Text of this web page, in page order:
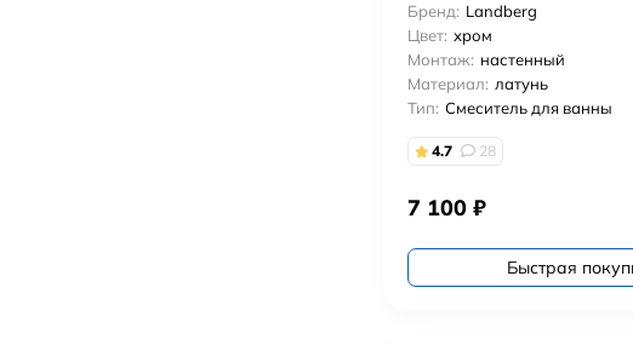
Бренд: Landberg
Цвет: хром
Монтаж: настенный
Материал: латунь
Тип: Смеситель для ванны
4.7 28
7 100 ₽
Быстрая